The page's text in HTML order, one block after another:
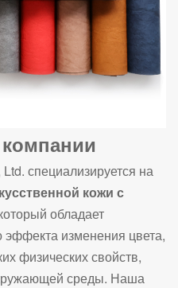
специализируется на
кожи с
обладает
эффекта изменения цвета,
физических свойств,
среды. Наша